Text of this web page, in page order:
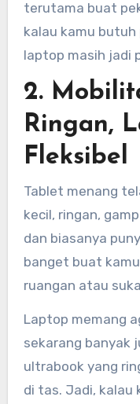
terutama buat
kalau kamu
laptop masih jadi
2.
Ringan,
Fleksibel
Tablet menang
kecil, ringan,
dan biasanya
banget buat
ruangan atau
Laptop memang
sekarang banyak
ultrabook yang
di tas. Jadi, kalau